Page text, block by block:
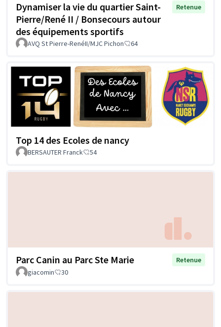
Dynamiser la vie du quartier Saint-
Pierre/René II / Bonsecours autour
des équipements sportifs
Retenue
AVQ St Pierre-RenéII/MJC Pichon 64
Top 14 des Ecoles de nancy
BERSAUTER Franck 54
Parc Canin au Parc Ste Marie
Retenue
giacomin
30